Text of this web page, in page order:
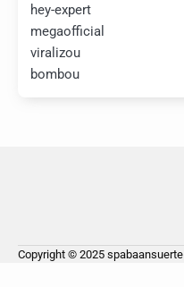
hey-expert
megaofficial
viralizou
bombou
Copyright © 2025 spabaansuerte